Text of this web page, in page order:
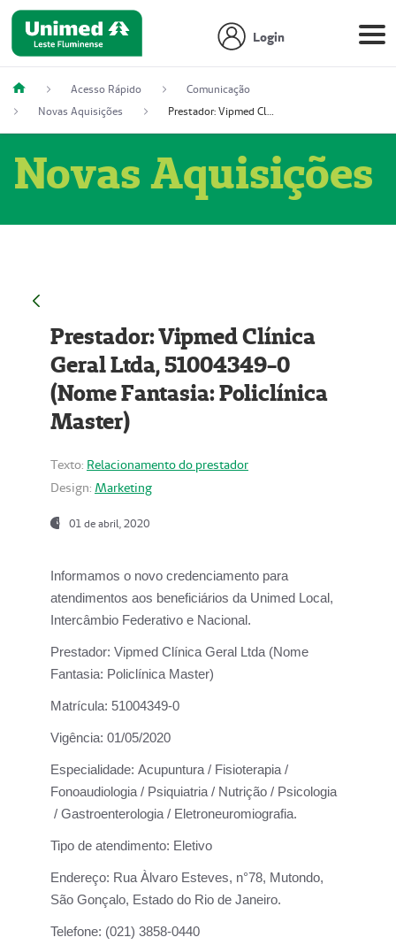
Login
Acesso Rápido
Comunicação
Novas Aquisições
Prestador: Vipmed Clínica Geral Ltda, 51004349-0 (Nome Fantasia: Policlínica Master)
Novas Aquisições
Prestador: Vipmed Clínica
Geral Ltda, 51004349-0
(Nome Fantasia: Policlínica
Master)
Texto: Relacionamento do prestador
Design: Marketing
01 de abril, 2020
Informamos o novo credenciamento para
atendimentos aos beneficiários da Unimed Local,
Intercâmbio Federativo e Nacional.
Prestador: Vipmed Clínica Geral Ltda (Nome
Fantasia: Policlínica Master)
Matrícula: 51004349-0
Vigência: 01/05/2020
Especialidade: Acupuntura / Fisioterapia /
Fonoaudiologia / Psiquiatria / Nutrição / Psicologia
/ Gastroenterologia / Eletroneuromiografia.
Tipo de atendimento: Eletivo
Endereço: Rua Àlvaro Esteves, n°78, Mutondo,
São Gonçalo, Estado do Rio de Janeiro.
Telefone: (021) 3858-0440